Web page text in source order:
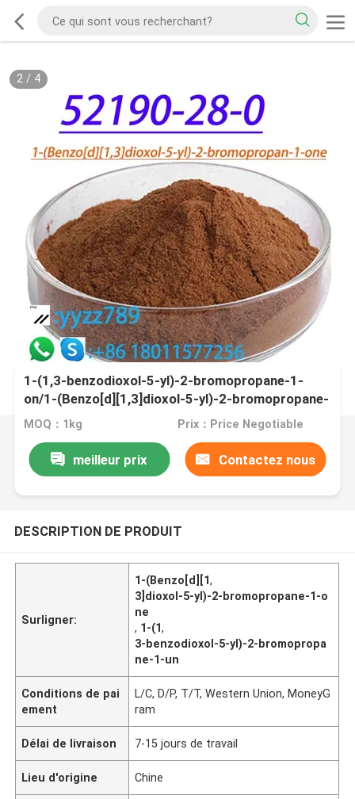
2/ 4
1-(1,3-benzodioxol-5-yl)-2-bromopropane-1-
on/1-(Benzo[d][1,3]dioxol-5-yl)-2-bromopropane-
1-on CAS 52190-28-0
MOQ：1kg Prix：Price Negotiable
meilleur prix Contactez nous
DESCRIPTION DE PRODUIT
Surligner:
1-(Benzo[d][1,
3]dioxol-5-yl)-2-bromopropane-1-o
ne
, 1-(1,
3-benzodioxol-5-yl)-2-bromopropa
ne-1-un
Conditions de pai
ement
L/C, D/P, T/T, Western Union, MoneyG
ram
Délai de livraison 7-15 jours de travail
Lieu d'origine Chine